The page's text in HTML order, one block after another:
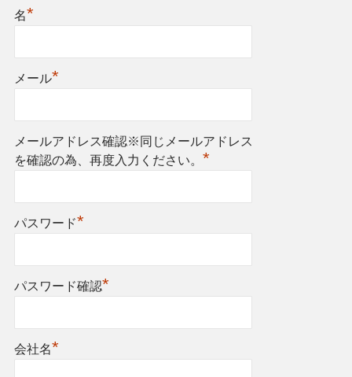
名*
メール*
メールアドレス確認※同じメールアドレス
を確認の為、再度入力ください。 *
パスワード*
パスワード確認*
会社名*